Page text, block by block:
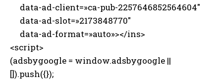
data-ad-client=»ca-pub-2257646852564604″
data-ad-slot=»2173848770″
data-ad-format=»auto»></ins>
<script>
(adsbygoogle = window.adsbygoogle ||
[]).push({});